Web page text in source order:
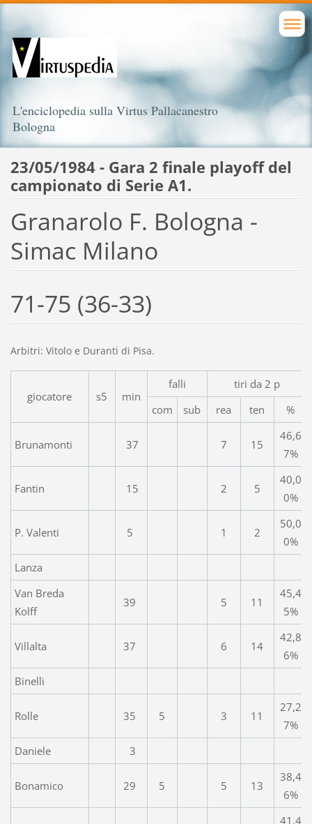
L'enciclopedia sulla Virtus Pallacanestro
Bologna
23/05/1984 - Gara 2 finale playoff del
campionato di Serie A1.
Granarolo F. Bologna -
Simac Milano
71-75 (36-33)
Arbitri: Vitolo e Duranti di Pisa.
giocatore s5 min
falli
tiri da 2 p
com
sub rea ten %
Brunamonti 37 7 15
46,6
7%
Fantin 15 2 5
40,0
0%
P. Valenti 5 1 2
50,0
0%
Lanza
Van Breda
Kolff
39 5 11
45,4
5%
Villalta 37 6 14
42,8
6%
Binelli
Rolle 35 5 3 11
27,2
7%
Daniele
3
Bonamico 29 5 5 13
38,4
6%
41,4